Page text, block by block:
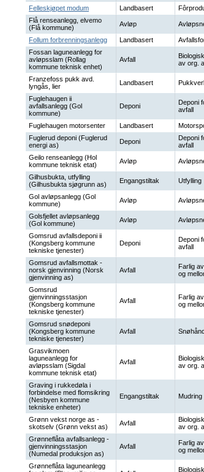
Felleskjøpet modum Landbasert
Flå renseanlegg, elvemo
(Flå kommune)
Avløp
Follum forbrenningsanlegg Landbasert
Fossan laguneanlegg for
avløpsslam (Rollag
kommune teknisk enhet)
Avfall
av org.
Franzefoss pukk avd.
lyngås, lier
Landbasert
Fuglehaugen ii
avfallsanlegg (Gol
kommune)
Deponi
Deponi
avfall
Fuglehaugen motorsenter Landbasert
Fuglerud deponi (Fuglerud
energi as)
Deponi
Deponi
avfall
Geilo renseanlegg (Hol
kommune teknisk etat)
Avløp
Gilhusbukta, utfylling
(Gilhusbukta sjøgrunn as)
Engangstiltak Utfylling
Gol avløpsanlegg (Gol
kommune)
Avløp
Golsfjellet avløpsanlegg
(Gol kommune)
Avløp
Gomsrud avfallsdeponi ii
(Kongsberg kommune
tekniske tjenester)
Deponi
Deponi
avfall
Gomsrud avfallsmottak -
norsk gjenvinning (Norsk
gjenvinning as)
Avfall
Farlig
og
Gomsrud
gjenvinningsstasjon
(Kongsberg kommune
tekniske tjenester)
Avfall
Farlig
og
Gomsrud snødeponi
(Kongsberg kommune
tekniske tjenester)
Avfall
Grasvikmoen
laguneanlegg for
avløpsslam (Sigdal
kommune teknisk etat)
Avfall
av org.
Graving i rukkedøla i
forbindelse med flomsikring
(Nesbyen kommune
tekniske enheter)
Engangstiltak Mudring
Grønn vekst norge as -
skotselv (Grønn vekst as)
Avfall
av org.
Grønneflåta avfallsanlegg -
gjenvinningsstasjon
(Numedal produksjon as)
Avfall
Farlig
og
Grønneflåta laguneanlegg